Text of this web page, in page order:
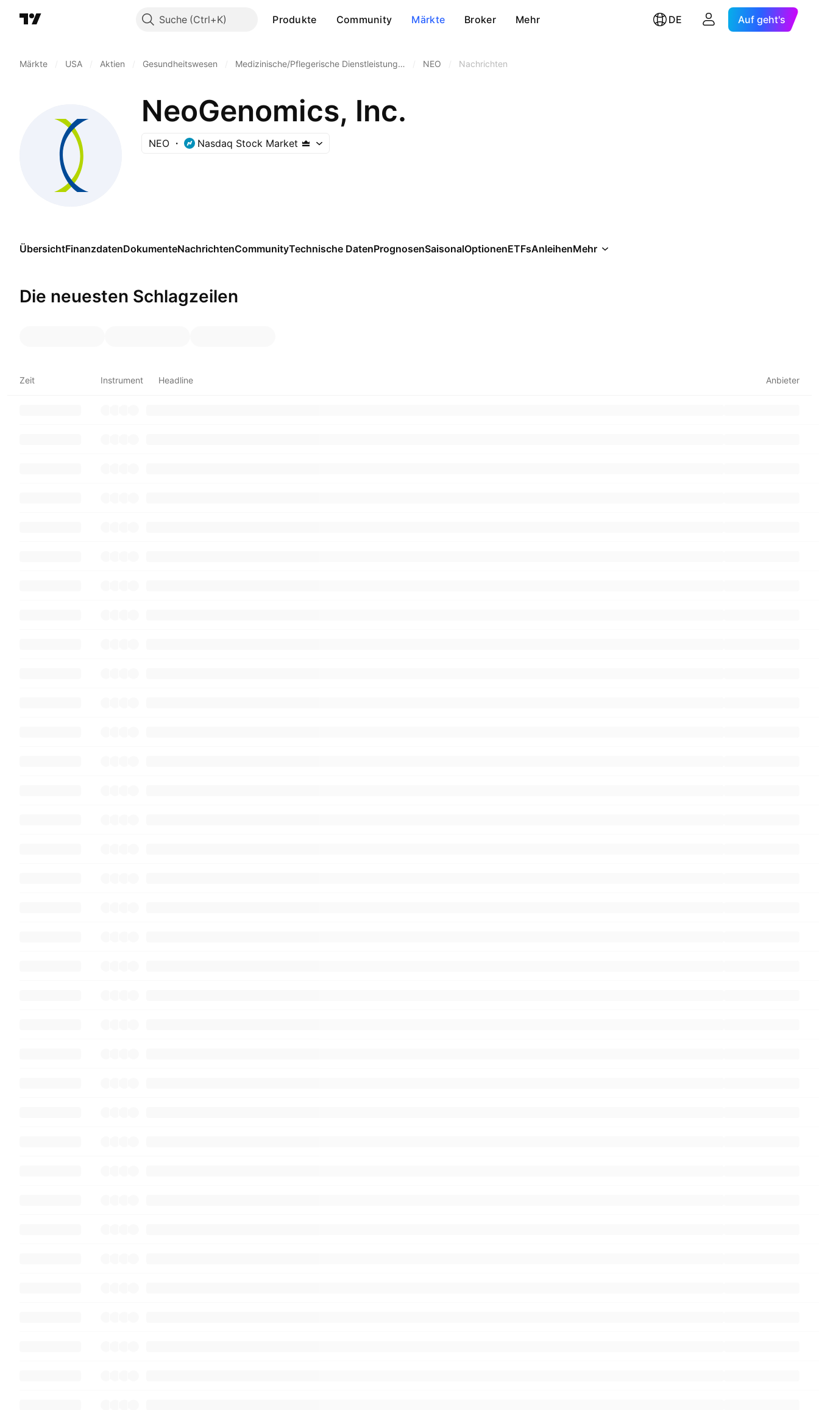
Suche Produkte Community Märkte Broker Mehr DE Auf geht's
Märkte USA Aktien Gesundheitswesen Medizinische/Pflegerische Dienstleistung… NEO Nachrichten
NeoGenomics, Inc.
NEO Nasdaq Stock Market
ÜbersichtFinanzdatenDokumenteNachrichtenCommunityTechnische DatenPrognosenSaisonalOptionenETFsAnleihenMehr
Die neuesten Schlagzeilen
Zeit Instrument Headline Anbieter